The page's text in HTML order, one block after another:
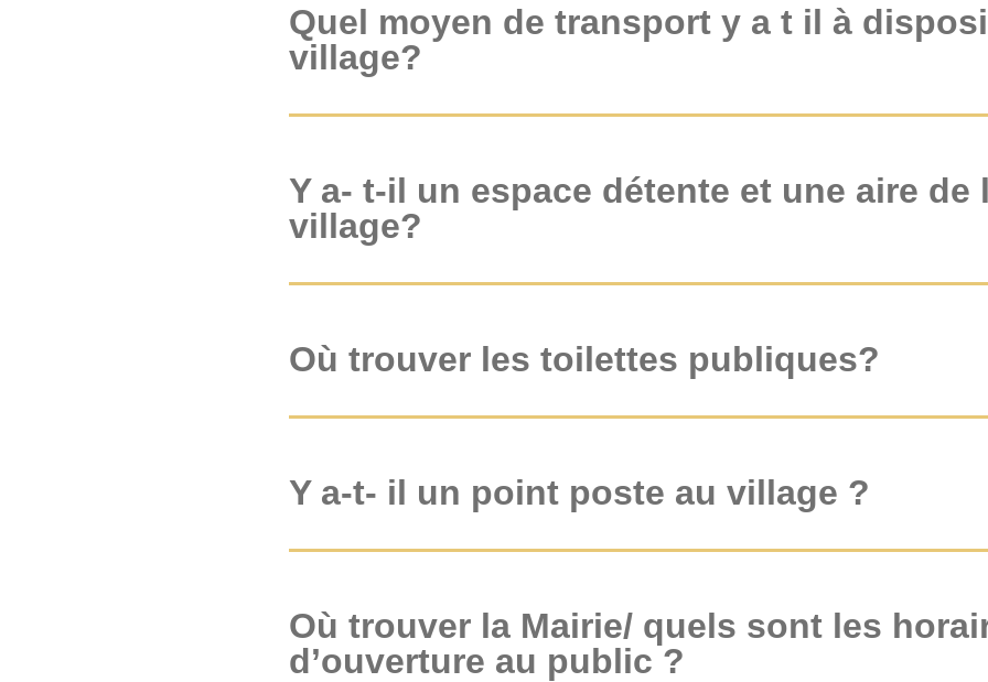
Quel moyen de transport y a t il à
village?
Y a- t-il un espace détente et une aire de
village?
Où trouver les toilettes publiques?
Y a-t- il un point poste au village ?
Où trouver la Mairie/ quels sont les
d’ouverture au public ?